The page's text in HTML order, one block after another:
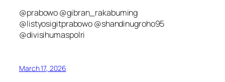
@prabowo @gibran_rakabuming
@listyosigitprabowo @shandinugroho95
@divisihumaspolri
March 17, 2026